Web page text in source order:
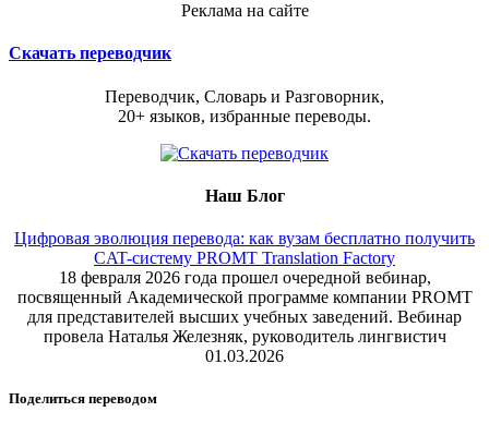
Реклама на сайте
Скачать переводчик
Переводчик, Словарь и Разговорник,
20+ языков, избранные переводы.
Наш Блог
Цифровая эволюция перевода: как вузам бесплатно получить
CAT-систему PROMT Translation Factory
18 февраля 2026 года прошел очередной вебинар,
посвященный Академической программе компании PROMT
для представителей высших учебных заведений. Вебинар
провела Наталья Железняк, руководитель лингвистич
01.03.2026
Поделиться переводом